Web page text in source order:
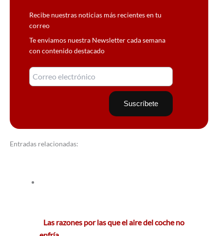
Recibe nuestras noticias más recientes en tu
correo
Te enviamos nuestra Newsletter cada semana
con contenido destacado
Entradas relacionadas:
Las razones por las que el aire del coche no